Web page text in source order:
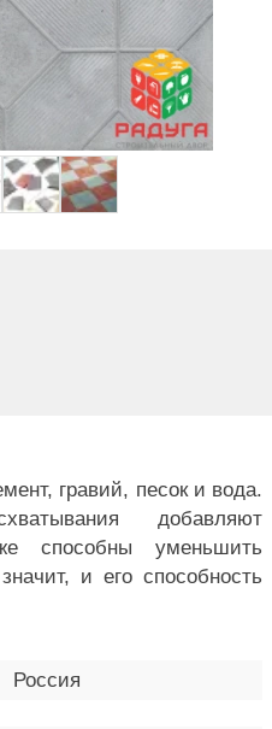
Россия
гравий, песок и вода.
добавляют
способны уменьшить
и его способность